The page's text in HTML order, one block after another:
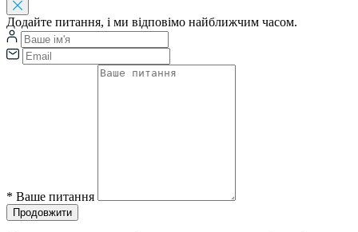
Додайте питання, і ми відповімо найближчим часом.
* Ваше питання
Продовжити